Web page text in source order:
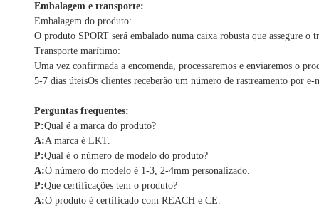
Embalagem e transporte:
Embalagem do produto:
O produto SPORT será embalado numa caixa robusta que assegure
Transporte marítimo:
Uma vez confirmada a encomenda, processaremos e enviaremos o
5-7 dias úteisOs clientes receberão um número de rastreamento por
Perguntas frequentes:
P:Qual é a marca do produto?
A:A marca é LKT.
P:Qual é o número de modelo do produto?
A:O número do modelo é 1-3, 2-4mm personalizado.
P:Que certificações tem o produto?
A:O produto é certificado com REACH e CE.